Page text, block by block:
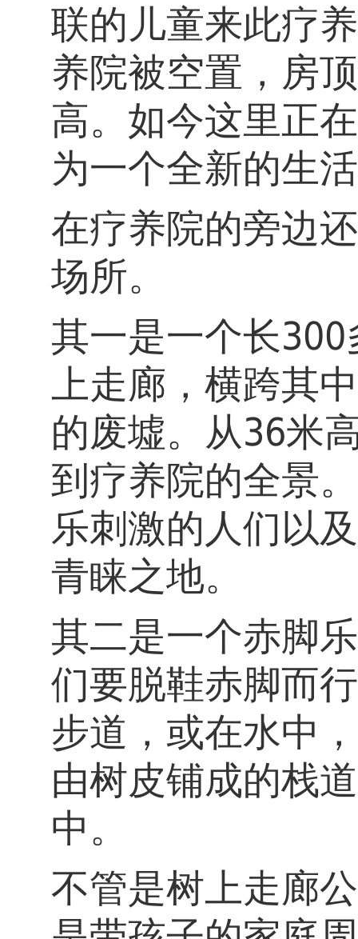
联的儿童来此疗
养院被空置，房
高。如今这里正
为一个全新的生
在疗养院的旁边
场所。
其一是一个长
上走廊，横跨其
的废墟。从36米
到疗养院的全景
乐刺激的人们以
青睐之地。
其二是一个赤脚
们要脱鞋赤脚而
步道，或在水中
由树皮铺成的栈
中。
不管是树上走廊